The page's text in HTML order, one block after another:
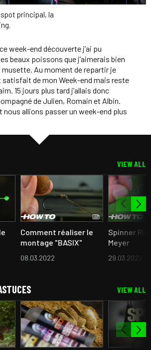
principal, la
week-end découverte j’ai pu
beaux poissons que j’aimerais bien
Au moment de repartir je
satisfait de mon Week-end mais reste
15 jours plus tard j’allais donc
de Julien, Romain et Albin.
nous allions passer un week-end plus
VIEW ALL
Comment réaliser le
montage "BASIX"
08.03.2022
Spinner
Meyer
29.03.2022
VIEW ALL